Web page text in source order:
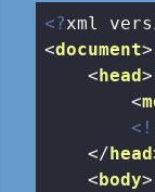
<?xml
<document>
< head>
<
</ head
< body>